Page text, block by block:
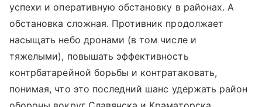
успехи и оперативную обстановку в районах. А
обстановка сложная. Противник продолжает
насыщать небо дронами (в том числе и
тяжелыми), повышать эффективность
контрбатарейной борьбы и контратаковать,
понимая, что это последний шанс удержать район